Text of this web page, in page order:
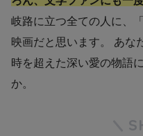
岐路に立つ全ての人に、
映画だと思います。 あな
時を超えた深い愛の物語
か。